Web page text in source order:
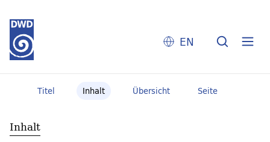
EN
Titel Inhalt Übersicht Seite
Inhalt